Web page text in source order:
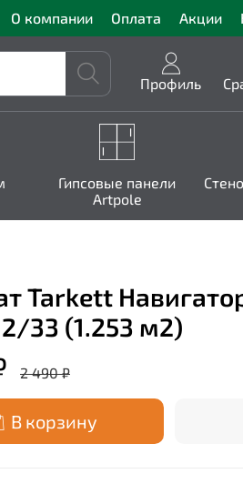
О компании Оплата Акции
Профиль
Гипсовые панели
Artpole
Tarkett
33 (1.253 м2)
2 490 ₽
В корзину